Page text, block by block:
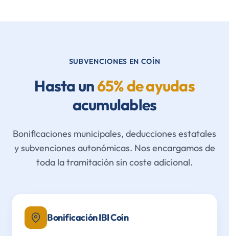
SUBVENCIONES EN COÍN
Hasta un65% de ayudas
acumulables
Bonificaciones municipales, deducciones estatales
y subvenciones autonómicas. Nos encargamos de
toda la tramitación sin coste adicional.
Bonificación IBI Coín